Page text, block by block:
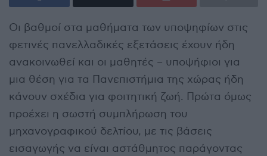
Οι βαθμοί στα μαθήματα των υποψηφίων στις
φετινές πανελλαδικές εξετάσεις έχουν ήδη
ανακοινωθεί και οι μαθητές – υποψήφιοι για
μια θέση για τα Πανεπιστήμια της χώρας ήδη
κάνουν σχέδια για φοιτητική ζωή. Πρώτα όμως
προέχει η σωστή συμπλήρωση του
μηχανογραφικού δελτίου, με τις βάσεις
εισαγωγής να είναι αστάθμητος παράγοντας